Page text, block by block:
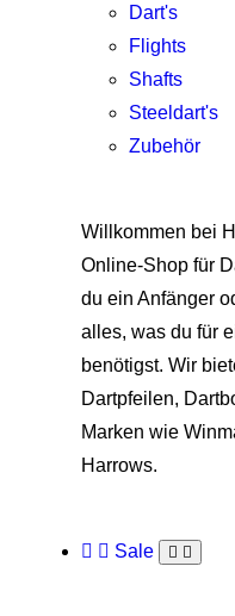
Dart's
Flights
Shafts
Steeldart's
Zubehör
Willkommen bei
Online-Shop für
du ein Anfänger
alles, was du für
benötigst. Wir
Dartpfeilen,
Marken wie
Harrows.
Sale